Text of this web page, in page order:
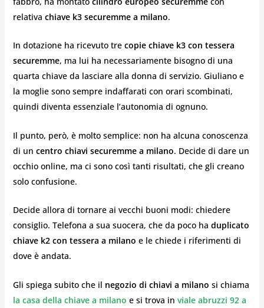
relativa chiave k3 securemme a milano.
In dotazione ha ricevuto tre copie chiave k3 con tessera
securemme, ma lui ha necessariamente bisogno di una
quarta chiave da lasciare alla donna di servizio. Giuliano e
la moglie sono sempre indaffarati con orari scombinati,
quindi diventa essenziale l’autonomia di ognuno.
Il punto, però, è molto semplice: non ha alcuna conoscenza
di un centro chiavi securemme a milano. Decide di dare un
occhio online, ma ci sono così tanti risultati, che gli creano
solo confusione.
Decide allora di tornare ai vecchi buoni modi: chiedere
consiglio. Telefona a sua suocera, che da poco ha duplicato
chiave k2 con tessera a milano e le chiede i riferimenti di
dove è andata.
Gli spiega subito che il negozio di chiavi a milano si chiama
la casa della chiave a milano e si trova in viale abruzzi 92 a